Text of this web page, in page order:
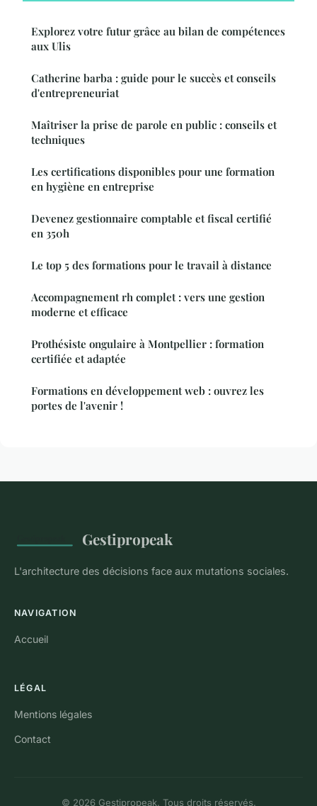
Explorez votre futur grâce au bilan de compétences
aux Ulis
Catherine barba : guide pour le succès et conseils
d'entrepreneuriat
Maîtriser la prise de parole en public : conseils et
techniques
Les certifications disponibles pour une formation
en hygiène en entreprise
Devenez gestionnaire comptable et fiscal certifié
en 350h
Le top 5 des formations pour le travail à distance
Accompagnement rh complet : vers une gestion
moderne et efficace
Prothésiste ongulaire à Montpellier : formation
certifiée et adaptée
Formations en développement web : ouvrez les
portes de l'avenir !
Gestipropeak
L'architecture des décisions face aux mutations sociales.
NAVIGATION
Accueil
LÉGAL
Mentions légales
Contact
© 2026 Gestipropeak. Tous droits réservés.